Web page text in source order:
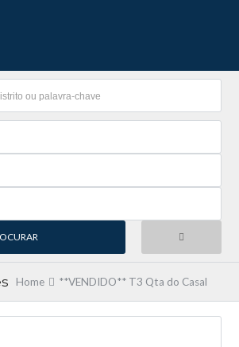
Home **VENDIDO** T3 Qta do Casal